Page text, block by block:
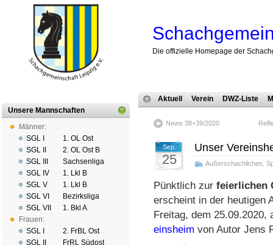
Die offizielle Homepage der
Unsere Mannschaften
Männer:
SGL I
SGL II
SGL III
SGL IV
SGL V
SGL VI
SGL VII
Frauen:
SGL I
SGL II
1. OL Ost
2. OL Ost B
Sachsenliga
1. Lkl B
1. Lkl B
Bezirksliga
1. Bkl A
2. FrBL Ost
FrRL Südost
Aktuell Verein DWZ-Liste
News 38+39/2020
Sep.
25
Unser
Außerschachliches
Pünkt­lich zur feier­lichen
er­scheint in der heu­ti­gen
Frei­tag, dem 25.09.2020,
eins­heim von Au­tor Jens